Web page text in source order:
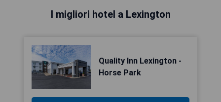
I migliori hotel a Lexington
Quality Inn Lexington -
Horse Park